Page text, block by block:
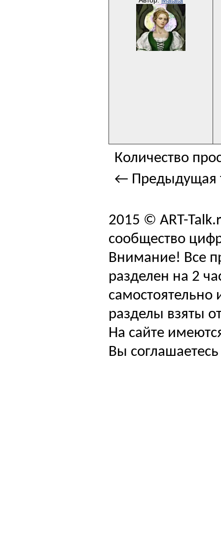
Количество
← Предыдущая
2015 © ART-
сообщество
Внимание! Все
разделен на 2
самостоятельно
разделы взяты
На сайте
Вы